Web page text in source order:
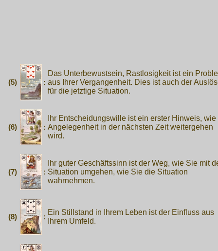
(5) :
Das Unterbewustsein, Rastlosigkeit ist ein
aus Ihrer Vergangenheit. Dies ist auch der
für die jetztige Situation.
(6) :
Ihr Entscheidungswille ist ein erster Hinweis, wie
Angelegenheit in der nächsten Zeit weitergehen
wird.
(7) :
Ihr guter Geschäftssinn ist der Weg, wie Sie mit
Situation umgehen, wie Sie die Situation
wahrnehmen.
(8) :
Ein Stillstand in Ihrem Leben ist der Einfluss aus
Ihrem Umfeld.